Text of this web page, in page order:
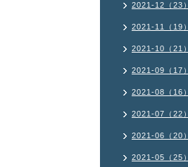
2021-12（23）
2021-11（19）
2021-10（21）
2021-09（17）
2021-08（16）
2021-07（22）
2021-06（20）
2021-05（25）